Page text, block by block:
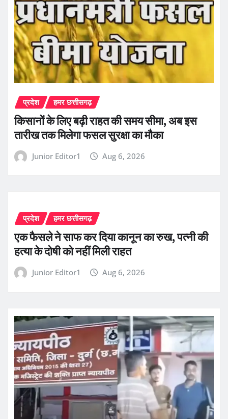
प्रदेश हमर छत्तीसगढ़
किसानों के लिए बढ़ी राहत की समय सीमा, अब इस
तारीख तक मिलेगा फसल सुरक्षा का मौका
Junior Editor1 Aug 6, 2026
प्रदेश हमर छत्तीसगढ़
एक फैसले ने साफ कर दिया कानून का रुख, पत्नी की
हत्या के दोषी को नहीं मिली राहत
Junior Editor1 Aug 6, 2026